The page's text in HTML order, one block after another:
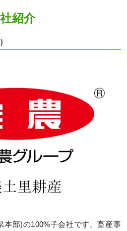
紹介
本部)の100%子会社です。畜産事